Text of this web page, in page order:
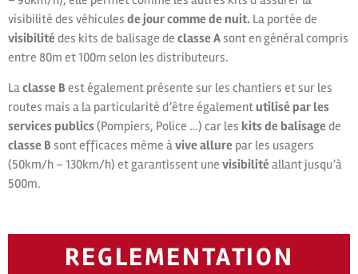
visibilité des véhicules de jour comme de nuit. La portée de
visibilité des kits de balisage de classe Asont en général compris
entre 80m et 100m selon les distributeurs.
Laclasse Best également présente sur les chantiers et sur les
routes mais a la particularité d’être égalementutilisé par les
services publics(Pompiers, Police …) car les kits de balisage de
classe Bsont efficaces même àvive allure par les usagers
(50km/h – 130km/h) et garantissent une visibilité allant jusqu’à
500m.
REGLEMENTATION